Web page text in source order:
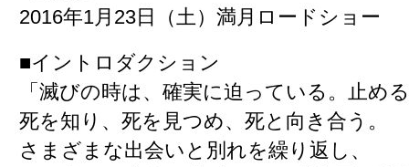
2016年1月23日（土）満月ロードショー
■イントロダクション
「滅びの時は、確実に迫っている。止め
死を知り、死を見つめ、死と向き合う。
さまざまな出会いと別れを繰り返し、